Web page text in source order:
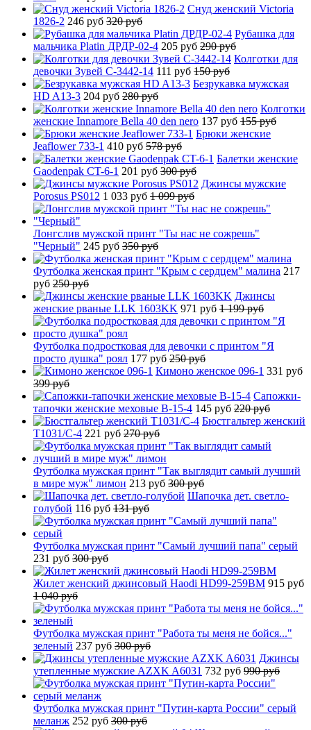
Снуд женский Victoria
1826-2 246 руб 320 руб
Рубашка для
мальчика Platin ДРДР-02-4 205 руб 290 руб
Колготки для
девочки Зувей C-3442-14 111 руб 150 руб
Безрукавка мужская
HD A13-3 204 руб 280 руб
Колготки
женские Innamore Bella 40 den nero 137 руб 155 руб
Брюки женские
Jeaflower 733-1 410 руб 578 руб
Балетки женские
Gaodenpak CT-6-1 201 руб 300 руб
Джинсы мужские
Porosus PS012 1 033 руб 1 099 руб
Лонгслив мужской принт "Ты нас не сожрешь"
"Черный" 245 руб 350 руб
Футболка женская принт "Крым с сердцем" малина 217
руб 250 руб
Джинсы
женские рваные LLK 1603KK 971 руб 1 199 руб
Футболка подростковая для девочки с принтом "Я
просто душка" роял 177 руб 250 руб
Кимоно женское 096-1 331 руб
399 руб
Сапожки-
тапочки женские меховые B-15-4 145 руб 220 руб
Бюстгальтер женский
T1031/C-4 221 руб 270 руб
Футболка мужская принт "Так выглядит самый лучший
в мире муж" лимон 213 руб 300 руб
Шапочка дет. светло-
голубой 116 руб 131 руб
Футболка мужская принт "Самый лучший папа" серый
231 руб 300 руб
Жилет женский джинсовый Haodi HD99-259BM 915 руб
1 040 руб
Футболка мужская принт "Работа ты меня не бойся..."
зеленый 237 руб 300 руб
Джинсы
утепленные мужские AZXK A6031 732 руб 990 руб
Футболка мужская принт "Путин-карта России" серый
меланж 252 руб 300 руб